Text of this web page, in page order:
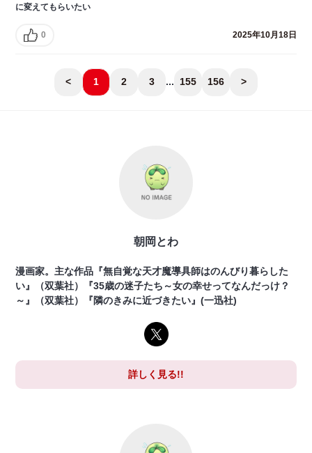
に変えてもらいたい
0 2025年10月18日
< 1 2 3 ... 155 156 >
朝岡とわ
漫画家。主な作品『無自覚な天才魔導具師はのんびり暮らした
い』（双葉社）『35歳の迷子たち～女の幸せってなんだっけ？
～』（双葉社）『隣のきみに近づきたい』(一迅社)
詳しく見る!!